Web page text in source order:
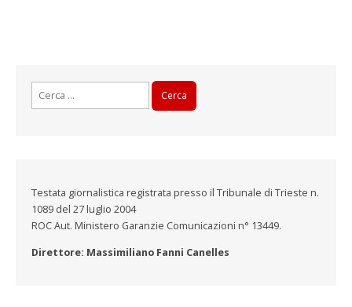
Testata giornalistica registrata presso il Tribunale di Trieste n.
1089 del 27 luglio 2004
ROC Aut. Ministero Garanzie Comunicazioni n° 13449.
Direttore: Massimiliano Fanni Canelles